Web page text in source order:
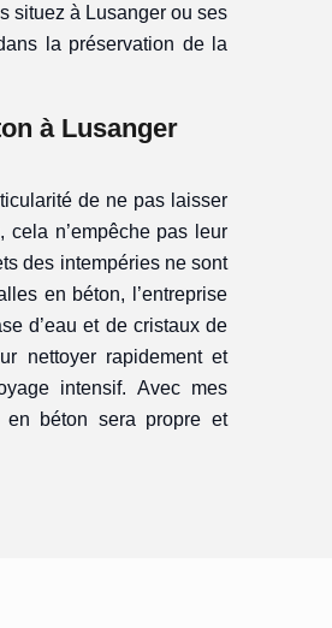
situez à Lusanger ou ses
la préservation de la
à Lusanger
de ne pas laisser
cela n’empêche pas leur
des intempéries ne sont
en béton, l’entreprise
d’eau et de cristaux de
nettoyer rapidement et
intensif. Avec mes
en béton sera propre et